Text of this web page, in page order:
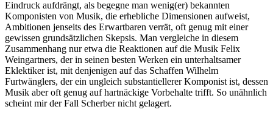
Eindruck aufdrängt, als begegne man wenig(er) bekannten
Komponisten von Musik, die erhebliche Dimensionen aufweist,
Ambitionen jenseits des Erwartbaren verrät, oft genug mit einer
gewissen grundsätzlichen Skepsis. Man vergleiche in diesem
Zusammenhang nur etwa die Reaktionen auf die Musik Felix
Weingartners, der in seinen besten Werken ein unterhaltsamer
Eklektiker ist, mit denjenigen auf das Schaffen Wilhelm
Furtwänglers, der ein ungleich substantiellerer Komponist ist, dessen
Musik aber oft genug auf hartnäckige Vorbehalte trifft. So unähnlich
scheint mir der Fall Scherber nicht gelagert.